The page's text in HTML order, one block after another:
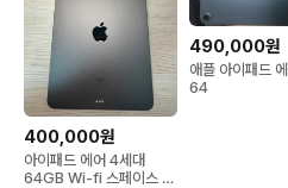
400,000원
아이패드 에어 4세대
64GB Wi-fi 스페이스 그
490,000원
애플 아이패드
64